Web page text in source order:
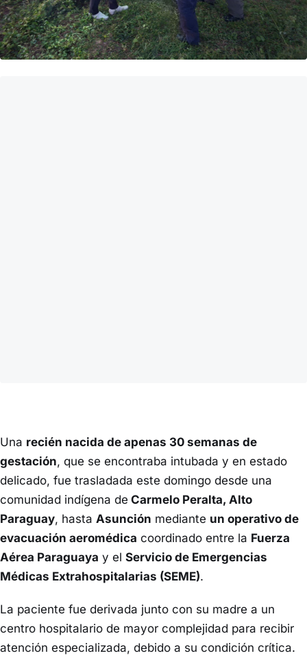
Una recién nacida de apenas 30 semanas de
gestación, que se encontraba intubada y en estado
delicado, fue trasladada este domingo desde una
comunidad indígena de Carmelo Peralta, Alto
Paraguay, hasta Asunción mediante un operativo de
evacuación aeromédica coordinado entre la Fuerza
Aérea Paraguaya y el Servicio de Emergencias
Médicas Extrahospitalarias (SEME).
La paciente fue derivada junto con su madre a un
centro hospitalario de mayor complejidad para recibir
atención especializada, debido a su condición crítica.